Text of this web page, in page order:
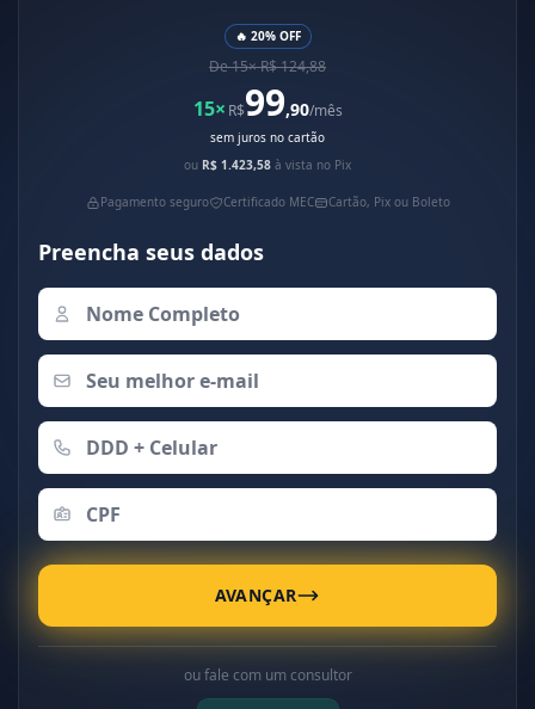
🔥 20% OFF
De 15× R$ 124,88
15× R$99,90/mês
sem juros no cartão
ou R$ 1.423,58 à vista no Pix
Pagamento seguro Certificado MEC Cartão, Pix ou Boleto
Preencha seus dados
AVANÇAR
ou fale com um consultor